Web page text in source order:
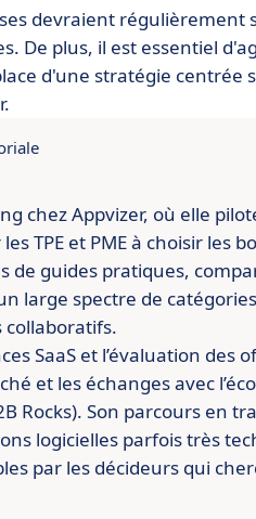
devraient régulièrement
De plus, il est essentiel
d'une stratégie
chez Appvizer, où elle
TPE et PME à choisir les
de guides pratiques,
large spectre de
collaboratifs.
SaaS et l’évaluation des
et les échanges avec
Rocks). Son parcours en
logicielles parfois très
par les décideurs qui